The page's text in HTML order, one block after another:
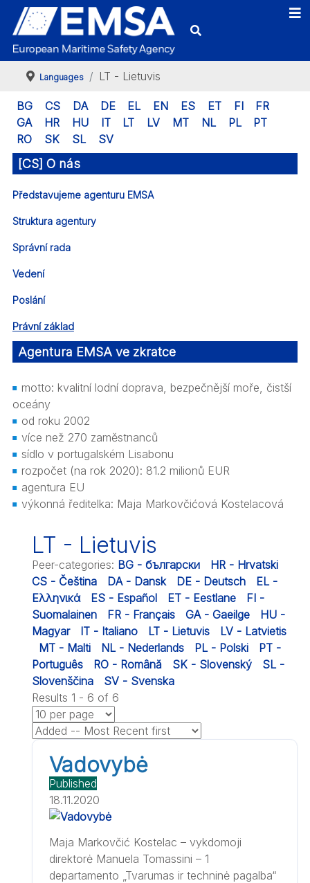
Languages LT - Lietuvis
BG CS DA DE EL EN ES ET FI
FR
GA
HR HU IT LT LV MT NL PL
PT
RO
SK SL SV
[CS] O nás
Představujeme agenturu EMSA
Struktura agentury
Správní rada
Vedení
Poslání
Právní základ
Agentura EMSA ve zkratce
motto: kvalitní lodní doprava, bezpečnější moře, čistší
oceány
od roku 2002
více než 270 zaměstnanců
sídlo v portugalském Lisabonu
rozpočet (na rok 2020): 81.2 milionů EUR
agentura EU
výkonná ředitelka: Maja Markovčićová Kostelacová
LT - Lietuvis
Peer-categories: BG - български
HR - Hrvatski
CS - Čeština
DA - Dansk DE - Deutsch
EL -
Ελληνικά
ES - Español ET - Eestlane
FI -
Suomalainen
FR - Français GA - Gaeilge
HU -
Magyar
IT - Italiano LT - Lietuvis
LV - Latvietis
MT - Malti
NL - Nederlands PL - Polski
PT -
Português
RO - Română SK - Slovenský
SL -
Slovenščina
SV - Svenska
Results 1 - 6 of 6
Vadovybė
Published
18.11.2020
Maja Markovčić Kostelac – vykdomoji
direktorė Manuela Tomassini – 1
departamento „Tvarumas ir techninė pagalba“